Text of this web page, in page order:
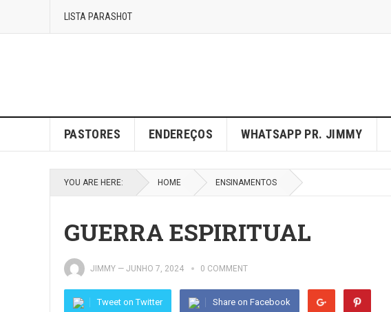
LISTA PARASHOT
PASTORES ENDEREÇOS WHATSAPP PR. JIMMY
YOU ARE HERE: HOME ENSINAMENTOS
GUERRA ESPIRITUAL
JIMMY — JUNHO 7, 2024 0 COMMENT
Tweet on Twitter Share on Facebook